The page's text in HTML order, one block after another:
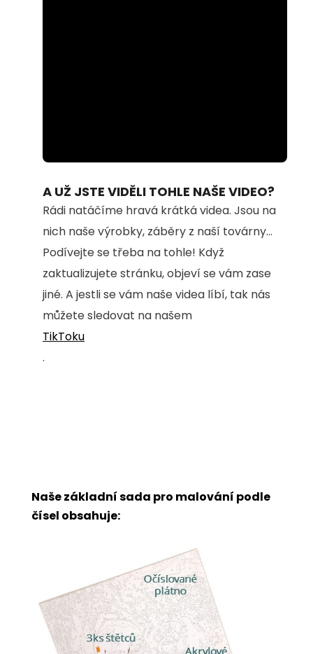
100.00%
A UŽ JSTE VIDĚLI TOHLE NAŠE VIDEO?
Rádi natáčíme hravá krátká videa. Jsou na
nich naše výrobky, záběry z naší továrny...
Podívejte se třeba na tohle! Když
zaktualizujete stránku, objeví se vám zase
jiné. A jestli se vám naše videa líbí, tak nás
můžete sledovat na našem
TikToku
.
Naše základní sada pro malování podle
čísel obsahuje: